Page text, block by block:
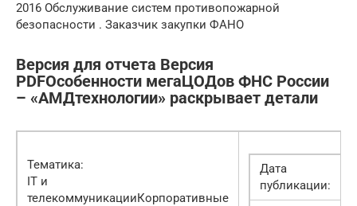
2016 Обслуживание систем противопожарной
безопасности . Заказчик закупки ФАНО
Версия для отчета Версия
PDFОсобенности мегаЦОДов ФНС России
– «АМДтехнологии» раскрывает детали
Тематика:
IT и
телекоммуникацииКорпоративные
Дата
публикации: